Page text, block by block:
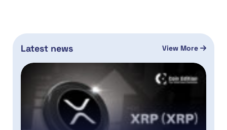
Latest news View More